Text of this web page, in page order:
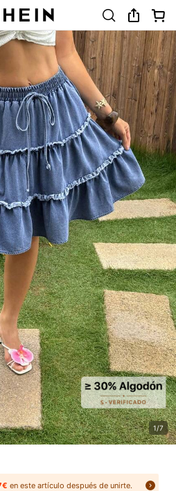
1/7
en este artículo después de unirte.